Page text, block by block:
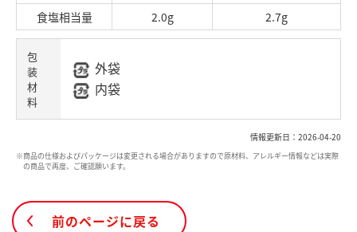
食塩相当量
2.0g 2.7g
包
装
材
料
外袋
内袋
情報更新日：2026-04-20
※商品の仕様およびパッケージは変更される場合がありますので原材料、アレルギー情報などは実際
の商品で再度、ご確認願います。
前のページに戻る